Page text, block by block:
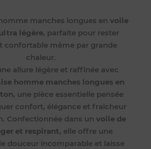
manches longues envoile
légère, parfaite pour rester
confortable même par grande
chaleur.
allure légère et raffinée avec
homme manches longues en
, une pièce essentielle pensée
confort, élégance et fraîcheur
Confectionnée dans unvoile de
et respirant, elle offre une
douceur incomparable et laisse